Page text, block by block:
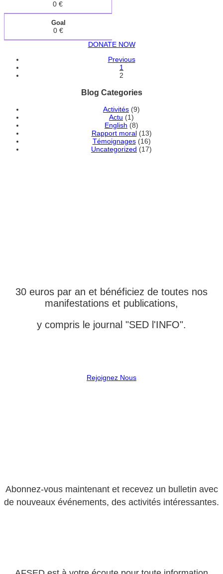
0 €
Goal
0 €
DONATE NOW
Previous
1
2
Blog Categories
Activités (9)
Actu (1)
English (8)
Rapport moral(13)
Témoignages(16)
Uncategorized (17)
30 euros par an et bénéficiez de toutes nos
manifestations et publications,
y compris le journal "SED l'INFO".
Rejoignez Nous
Abonnez-vous maintenant et recevez un bulletin avec
de nouveaux événements, des activités intéressantes.